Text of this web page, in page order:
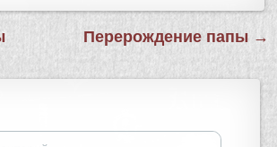
Перерождение папы →